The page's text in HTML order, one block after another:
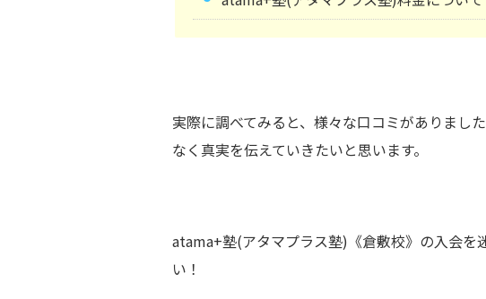
実際に調べてみると、様々な口コミがありまし
なく真実を伝えていきたいと思います。
atama+塾(アタマプラス塾)《倉敷校》の入会を
い！